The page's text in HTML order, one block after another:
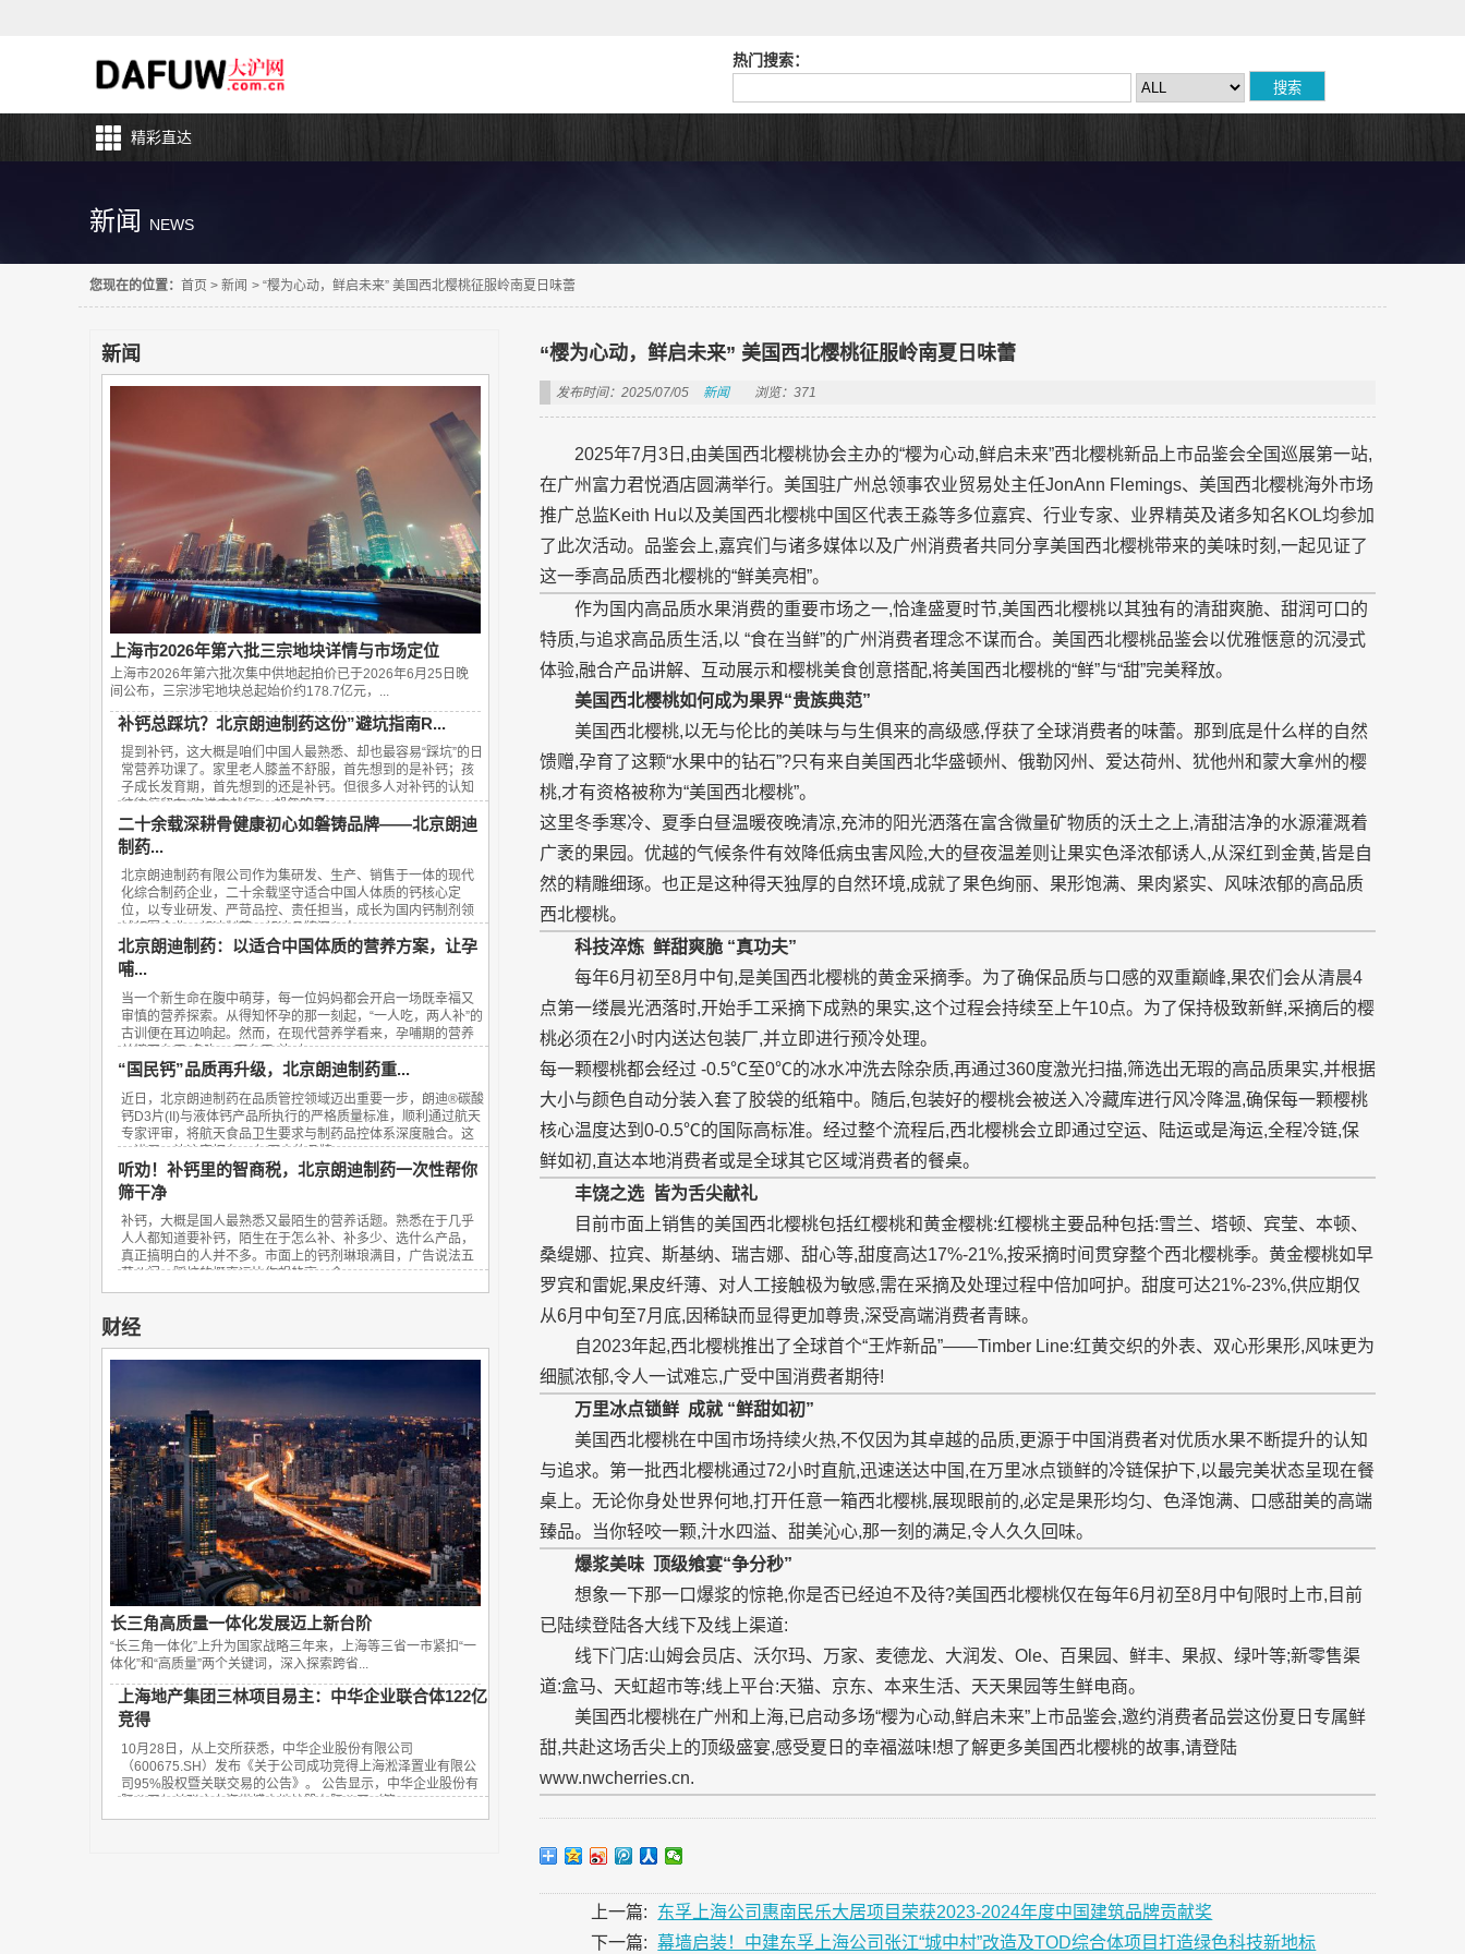
热门搜索：
精彩直达
新闻 NEWS
您现在的位置： 首页 > 新闻 > “樱为心动，鲜启未来” 美国西北樱桃征服岭南夏日味蕾
新闻
上海市2026年第六批三宗地块详情与市场定位
上海市2026年第六批次集中供地起拍价已于2026年6月25日晚
间公布，‌三宗涉宅地块总起始价约178.7亿元‌，...
补钙总踩坑？北京朗迪制药这份”避坑指南R...
提到补钙，这大概是咱们中国人最熟悉、却也最容易“踩坑”的日
常营养功课了。家里老人膝盖不舒服，首先想到的是补钙；孩
子成长发育期，首先想到的还是补钙。但很多人对补钙的认知
往往停留在“吃进去就行”，却忽略了...
二十余载深耕骨健康初心如磐铸品牌——北京朗迪
制药...
北京朗迪制药有限公司作为集研发、生产、销售于一体的现代
化综合制药企业，二十余载坚守适合中国人体质的钙核心定
位，以专业研发、严苛品控、责任担当，成长为国内钙制剂领
域领军企业，朗迪制药、朗迪品牌深入人...
北京朗迪制药：以适合中国体质的营养方案，让孕
哺...
当一个新生命在腹中萌芽，每一位妈妈都会开启一场既幸福又
审慎的营养探索。从得知怀孕的那一刻起，“一人吃，两人补”的
古训便在耳边响起。然而，在现代营养学看来，孕哺期的营养
关键不在于“多吃”，而在于“补对”。...
“国民钙”品质再升级，北京朗迪制药重...
近日，北京朗迪制药在品质管控领域迈出重要一步，朗迪®碳酸
钙D3片(II)与液体钙产品所执行的严格质量标准，顺利通过航天
专家评审，将航天食品卫生要求与制药品控体系深度融合。这
一进展，让这家拥有23年历史的品牌...
听劝！补钙里的智商税，北京朗迪制药一次性帮你
筛干净
补钙，大概是国人最熟悉又最陌生的营养话题。熟悉在于几乎
人人都知道要补钙，陌生在于怎么补、补多少、选什么产品，
真正搞明白的人并不多。市面上的钙剂琳琅满目，广告说法五
花八门，踩坑的概率远比你想的高。今...
财经
长三角高质量一体化发展迈上新台阶
“长三角一体化”上升为国家战略三年来，上海等三省一市紧扣“一
体化”和“高质量”两个关键词，深入探索跨省...
上海地产集团三林项目易主：中华企业联合体122亿
竞得
10月28日，从上交所获悉，中华企业股份有限公司
（600675.SH）发布《关于公司成功竞得上海淞泽置业有限公
司95%股权暨关联交易的公告》。 公告显示，中华企业股份有
限公司与关联方上海世博土地控股有限公司（简...
“樱为心动，鲜启未来” 美国西北樱桃征服岭南夏日味蕾
发布时间：2025/07/05 新闻 浏览：371
2025年7月3日,由美国西北樱桃协会主办的“樱为心动,鲜启未来”西北樱桃新品上市品鉴会全国巡展第一站,
在广州富力君悦酒店圆满举行。美国驻广州总领事农业贸易处主任JonAnn Flemings、美国西北樱桃海外市场
推广总监Keith Hu以及美国西北樱桃中国区代表王淼等多位嘉宾、行业专家、业界精英及诸多知名KOL均参加
了此次活动。品鉴会上,嘉宾们与诸多媒体以及广州消费者共同分享美国西北樱桃带来的美味时刻,一起见证了
这一季高品质西北樱桃的“鲜美亮相”。
作为国内高品质水果消费的重要市场之一,恰逢盛夏时节,美国西北樱桃以其独有的清甜爽脆、甜润可口的
特质,与追求高品质生活,以 “食在当鲜”的广州消费者理念不谋而合。美国西北樱桃品鉴会以优雅惬意的沉浸式
体验,融合产品讲解、互动展示和樱桃美食创意搭配,将美国西北樱桃的“鲜”与“甜”完美释放。
美国西北樱桃如何成为果界“贵族典范”
美国西北樱桃,以无与伦比的美味与与生俱来的高级感,俘获了全球消费者的味蕾。那到底是什么样的自然
馈赠,孕育了这颗“水果中的钻石”?只有来自美国西北华盛顿州、俄勒冈州、爱达荷州、犹他州和蒙大拿州的樱
桃,才有资格被称为“美国西北樱桃”。
这里冬季寒冷、夏季白昼温暖夜晚清凉,充沛的阳光洒落在富含微量矿物质的沃土之上,清甜洁净的水源灌溉着
广袤的果园。优越的气候条件有效降低病虫害风险,大的昼夜温差则让果实色泽浓郁诱人,从深红到金黄,皆是自
然的精雕细琢。也正是这种得天独厚的自然环境,成就了果色绚丽、果形饱满、果肉紧实、风味浓郁的高品质
西北樱桃。
科技淬炼 鲜甜爽脆 “真功夫”
每年6月初至8月中旬,是美国西北樱桃的黄金采摘季。为了确保品质与口感的双重巅峰,果农们会从清晨4
点第一缕晨光洒落时,开始手工采摘下成熟的果实,这个过程会持续至上午10点。为了保持极致新鲜,采摘后的樱
桃必须在2小时内送达包装厂,并立即进行预冷处理。
每一颗樱桃都会经过 -0.5℃至0℃的冰水冲洗去除杂质,再通过360度激光扫描,筛选出无瑕的高品质果实,并根据
大小与颜色自动分装入套了胶袋的纸箱中。随后,包装好的樱桃会被送入冷藏库进行风冷降温,确保每一颗樱桃
核心温度达到0-0.5℃的国际高标准。经过整个流程后,西北樱桃会立即通过空运、陆运或是海运,全程冷链,保
鲜如初,直达本地消费者或是全球其它区域消费者的餐桌。
丰饶之选 皆为舌尖献礼
目前市面上销售的美国西北樱桃包括红樱桃和黄金樱桃:红樱桃主要品种包括:雪兰、塔顿、宾莹、本顿、
桑缇娜、拉宾、斯基纳、瑞吉娜、甜心等,甜度高达17%-21%,按采摘时间贯穿整个西北樱桃季。黄金樱桃如早
罗宾和雷妮,果皮纤薄、对人工接触极为敏感,需在采摘及处理过程中倍加呵护。甜度可达21%-23%,供应期仅
从6月中旬至7月底,因稀缺而显得更加尊贵,深受高端消费者青睐。
自2023年起,西北樱桃推出了全球首个“王炸新品”——Timber Line:红黄交织的外表、双心形果形,风味更为
细腻浓郁,令人一试难忘,广受中国消费者期待!
万里冰点锁鲜 成就 “鲜甜如初”
美国西北樱桃在中国市场持续火热,不仅因为其卓越的品质,更源于中国消费者对优质水果不断提升的认知
与追求。第一批西北樱桃通过72小时直航,迅速送达中国,在万里冰点锁鲜的冷链保护下,以最完美状态呈现在餐
桌上。无论你身处世界何地,打开任意一箱西北樱桃,展现眼前的,必定是果形均匀、色泽饱满、口感甜美的高端
臻品。当你轻咬一颗,汁水四溢、甜美沁心,那一刻的满足,令人久久回味。
爆浆美味 顶级飨宴“争分秒”
想象一下那一口爆浆的惊艳,你是否已经迫不及待?美国西北樱桃仅在每年6月初至8月中旬限时上市,目前
已陆续登陆各大线下及线上渠道:
线下门店:山姆会员店、沃尔玛、万家、麦德龙、大润发、Ole、百果园、鲜丰、果叔、绿叶等;新零售渠
道:盒马、天虹超市等;线上平台:天猫、京东、本来生活、天天果园等生鲜电商。
美国西北樱桃在广州和上海,已启动多场“樱为心动,鲜启未来”上市品鉴会,邀约消费者品尝这份夏日专属鲜
甜,共赴这场舌尖上的顶级盛宴,感受夏日的幸福滋味!想了解更多美国西北樱桃的故事,请登陆
www.nwcherries.cn.
上一篇:
东孚上海公司惠南民乐大居项目荣获2023-2024年度中国建筑品牌贡献奖
下一篇:
幕墙启装！中建东孚上海公司张江“城中村”改造及TOD综合体项目打造绿色科技新地标